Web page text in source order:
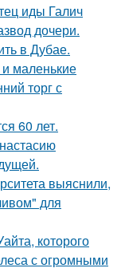
иды Галич
дочери.
в Дубае.
маленькие
торг с
60 лет.
выяснили,
для
которого
с огромными